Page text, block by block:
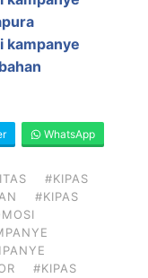
kampanye
WhatsApp
#KIPAS
#KIPAS
#KIPAS